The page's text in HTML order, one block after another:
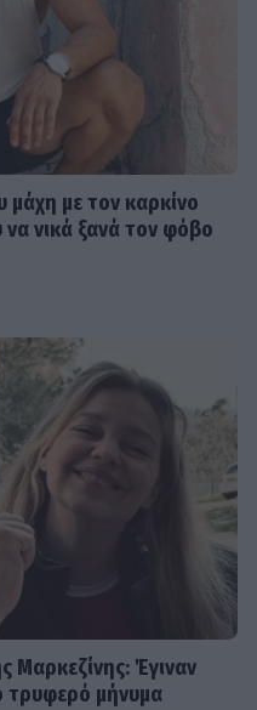
με τον καρκίνο
να νικά ξανά τον φόβο
Μαρκεζίνης: Έγιναν
τρυφερό μήνυμα